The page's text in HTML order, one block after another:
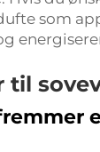
som
til